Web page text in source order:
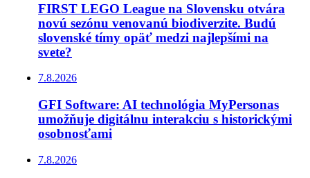
FIRST LEGO League na Slovensku otvára
novú sezónu venovanú biodiverzite. Budú
slovenské tímy opäť medzi najlepšími na
svete?
7.8.2026
GFI Software: AI technológia MyPersonas
umožňuje digitálnu interakciu s historickými
osobnosťami
7.8.2026